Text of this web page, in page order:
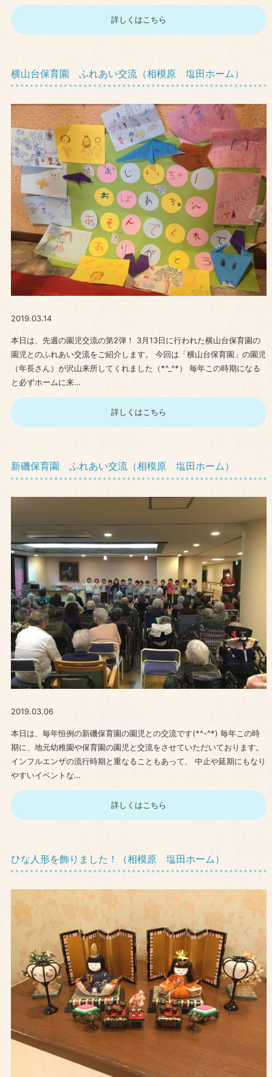
詳しくはこちら
横山台保育園 ふれあい交流（相模原 塩田ホーム）
2019.03.14
本日は、先週の園児交流の第2弾！ 3月13日に行われた横山台保育園の
園児とのふれあい交流をご紹介します。 今回は「横山台保育園」の園児
（年長さん）が沢山来所してくれました（*^_^*） 毎年この時期になる
と必ずホームに来…
詳しくはこちら
新磯保育園 ふれあい交流（相模原 塩田ホーム）
2019.03.06
本日は、毎年恒例の新磯保育園の園児との交流です(*^-^*) 毎年この時
期に、地元幼稚園や保育園の園児と交流をさせていただいております。
インフルエンザの流行時期と重なることもあって、 中止や延期にもなり
やすいイベントな…
詳しくはこちら
ひな人形を飾りました！（相模原 塩田ホーム）